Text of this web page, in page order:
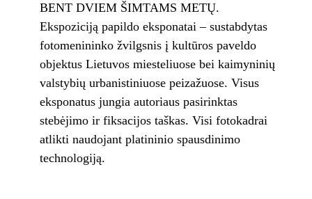
BENT DVIEM ŠIMTAMS METŲ.
Ekspoziciją papildo eksponatai – sustabdytas
fotomenininko žvilgsnis į kultūros paveldo
objektus Lietuvos miesteliuose bei kaimyninių
valstybių urbanistiniuose peizažuose. Visus
eksponatus jungia autoriaus pasirinktas
stebėjimo ir fiksacijos taškas. Visi fotokadrai
atlikti naudojant platininio spausdinimo
technologiją.